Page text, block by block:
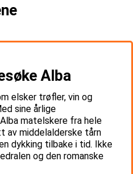
Alba
elsker trøfler, vin og
sine årlige
matelskere fra hele
av middelalderske tårn
dykking tilbake i tid. Ikke
og den romanske